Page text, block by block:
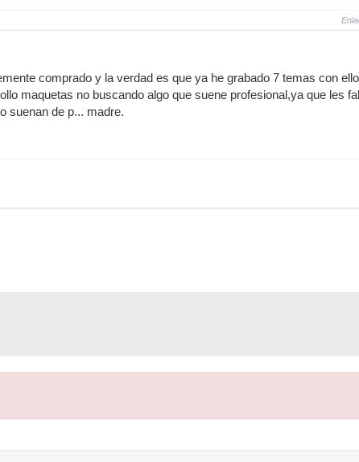
comprado y la verdad es que ya he grabado 7 temas con
maquetas no buscando algo que suene profesional,ya que les
suenan de p... madre.